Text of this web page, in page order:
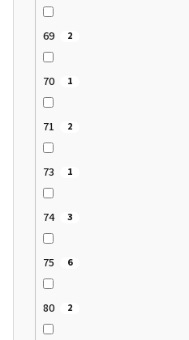
69 2
70 1
71 2
73 1
74 3
75 6
80 2